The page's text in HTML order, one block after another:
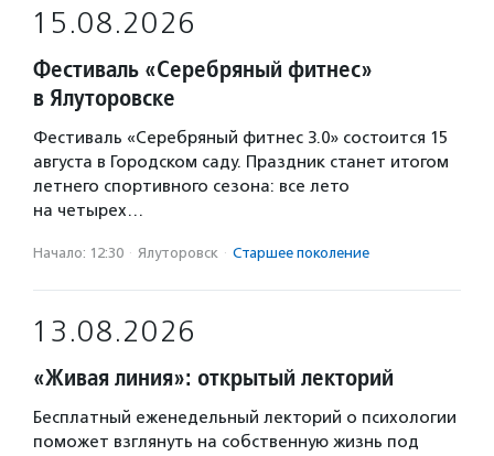
15.08.2026
Фестиваль «Серебряный фитнес»
в Ялуторовске
Фестиваль «Серебряный фитнес 3.0» состоится 15
августа в Городском саду. Праздник станет итогом
летнего спортивного сезона: все лето
на четырех…
Начало: 12:30 · Ялуторовск · Старшее поколение
13.08.2026
«Живая линия»: открытый лекторий
Бесплатный еженедельный лекторий о психологии
поможет взглянуть на собственную жизнь под